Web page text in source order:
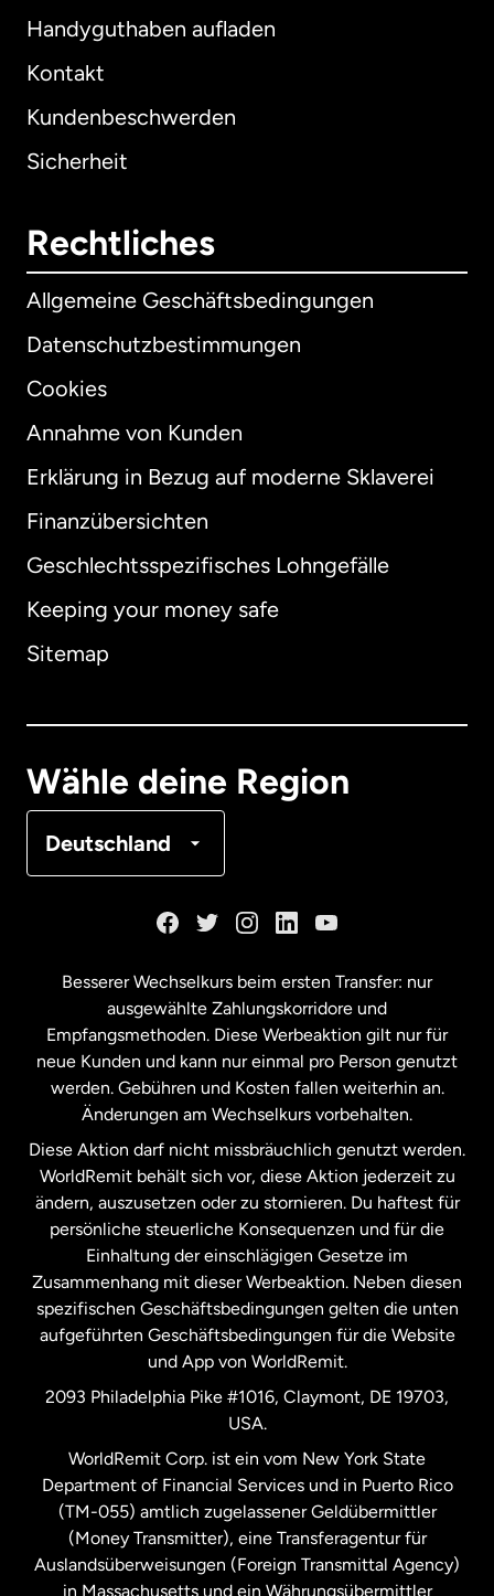
Handyguthaben aufladen
Kontakt
Kundenbeschwerden
Sicherheit
Rechtliches
Allgemeine Geschäftsbedingungen
Datenschutzbestimmungen
Cookies
Annahme von Kunden
Erklärung in Bezug auf moderne Sklaverei
Finanzübersichten
Geschlechtsspezifisches Lohngefälle
Keeping your money safe
Sitemap
Wähle deine Region
Deutschland
International English
Australien
Malaysia
Neuseeland
Niederlande
Schweden
Spanien
Vereinigte Staaten English
Vereinigte Staaten
Vereinigtes Königreich
Besserer Wechselkurs beim ersten Transfer: nur
ausgewählte Zahlungskorridore und
Empfangsmethoden. Diese Werbeaktion gilt nur für
neue Kunden und kann nur einmal pro Person genutzt
werden. Gebühren und Kosten fallen weiterhin an.
Änderungen am Wechselkurs vorbehalten.
Diese Aktion darf nicht missbräuchlich genutzt werden.
WorldRemit behält sich vor, diese Aktion jederzeit zu
ändern, auszusetzen oder zu stornieren. Du haftest für
persönliche steuerliche Konsequenzen und für die
Einhaltung der einschlägigen Gesetze im
Zusammenhang mit dieser Werbeaktion. Neben diesen
spezifischen Geschäftsbedingungen gelten die unten
aufgeführten Geschäftsbedingungen für die Website
und App von WorldRemit.
2093 Philadelphia Pike #1016, Claymont, DE 19703,
USA.
WorldRemit Corp. ist ein vom New York State
Department of Financial Services und in Puerto Rico
(TM-055) amtlich zugelassener Geldübermittler
(Money Transmitter), eine Transferagentur für
Auslandsüberweisungen (Foreign Transmittal Agency)
in Massachusetts und ein Währungsübermittler